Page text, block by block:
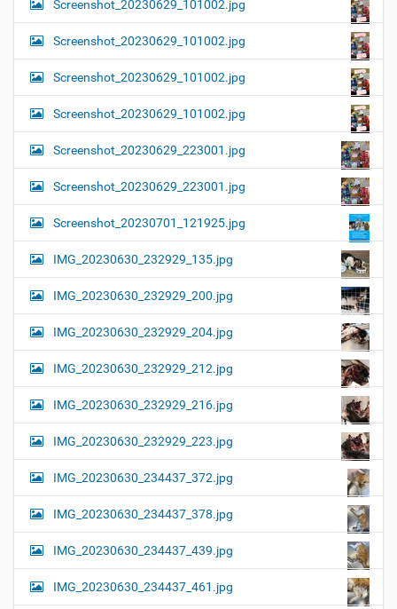
Screenshot_20230629_101002.jpg
Screenshot_20230629_101002.jpg
Screenshot_20230629_101002.jpg
Screenshot_20230629_101002.jpg
Screenshot_20230629_223001.jpg
Screenshot_20230629_223001.jpg
Screenshot_20230701_121925.jpg
IMG_20230630_232929_135.jpg
IMG_20230630_232929_200.jpg
IMG_20230630_232929_204.jpg
IMG_20230630_232929_212.jpg
IMG_20230630_232929_216.jpg
IMG_20230630_232929_223.jpg
IMG_20230630_234437_372.jpg
IMG_20230630_234437_378.jpg
IMG_20230630_234437_439.jpg
IMG_20230630_234437_461.jpg